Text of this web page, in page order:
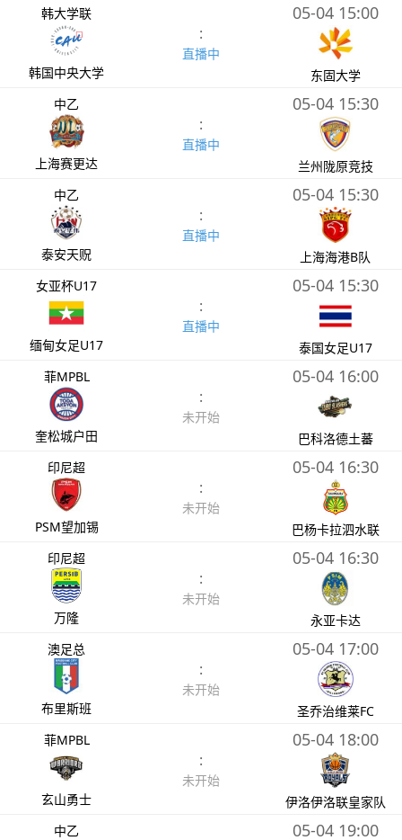
韩大学联
韩国中央大学
:
直播中
05-04 15:00
东固大学
中乙
上海赛更达
:
直播中
05-04 15:30
兰州陇原竞技
中乙
泰安天贶
:
直播中
05-04 15:30
上海海港B队
女亚杯U17
缅甸女足U17
:
直播中
05-04 15:30
泰国女足U17
菲MPBL
奎松城户田
:
未开始
05-04 16:00
巴科洛德土蕃
印尼超
PSM望加锡
:
未开始
05-04 16:30
巴杨卡拉泗水联
印尼超
万隆
:
未开始
05-04 16:30
永亚卡达
澳足总
布里斯班
:
未开始
05-04 17:00
圣乔治维莱FC
菲MPBL
玄山勇士
:
未开始
05-04 18:00
伊洛伊洛联皇家队
中乙
05-04 19:00